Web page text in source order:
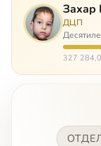
Захар
ДЦП
старая
просто
327